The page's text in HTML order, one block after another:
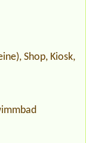
Shop, Kiosk,